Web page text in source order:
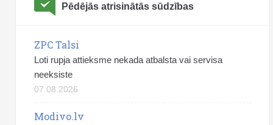
Pēdējās atrisinātās sūdzības
ZPC Talsi
Loti rupja attieksme nekada atbalsta vai servisa
neeksiste
07.08.2026
Modivo.lv